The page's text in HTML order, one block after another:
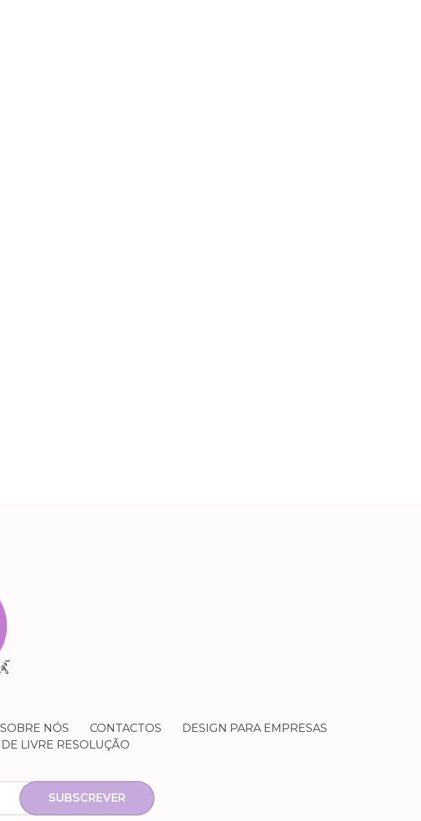
SOBRE NÓS CONTACTOS
DESIGN PARA EMPRESAS
LIVRE RESOLUÇÃO
SUBSCREVER